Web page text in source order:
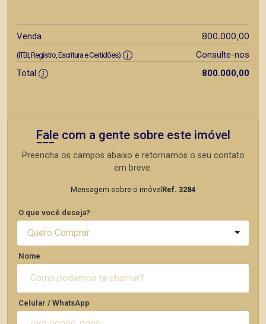
Venda 800.000,00
(ITBI, Registro, Escritura e Certidões)
Consulte-nos
Total
800.000,00
Fale com a gente sobre este imóvel
Preencha os campos abaixo e retornamos o seu contato
em breve.
Mensagem sobre o imóvel Ref. 3284
O que você deseja?
Quero Comprar
Nome
Celular / WhatsApp